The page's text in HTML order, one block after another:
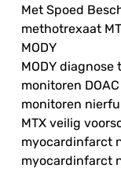
Met Spoed
methotrexaat
MODY
MODY
monitoren DOAC
monitoren
MTX veilig
myocardinfarct
myocardinfarct